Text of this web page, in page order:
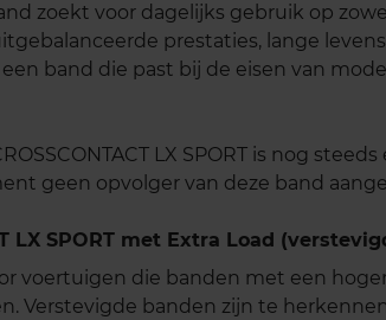
zoekt voor dagelijks gebruik op
prestaties, lange
band die past bij de eisen van
LX SPORT is nog steeds
geen opvolger van deze band
LX SPORT met Extra Load
voertuigen die banden met een
Verstevigde banden zijn te